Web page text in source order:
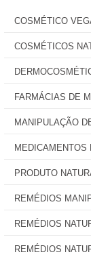
COSMÉTICO
COSMÉTICOS
FARMÁCIAS DE
MANIPULAÇÃO
MEDICAMENTOS
PRODUTO
REMÉDIOS
REMÉDIOS
REMÉDIOS